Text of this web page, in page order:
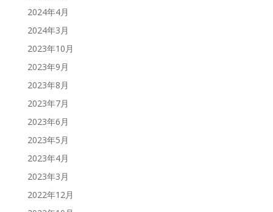
2024年4月
2024年3月
2023年10月
2023年9月
2023年8月
2023年7月
2023年6月
2023年5月
2023年4月
2023年3月
2022年12月